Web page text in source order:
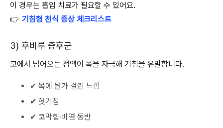
이 경우는 흡입 치료가 필요할 수 있어요.
👉 기침형 천식 증상 체크리스트
3) 후비루 증후군
코에서 넘어오는 점액이 목을 자극해 기침을 유발합니다.
✔ 목에 뭔가 걸린 느낌
✔ 헛기침
✔ 코막힘·비염 동반